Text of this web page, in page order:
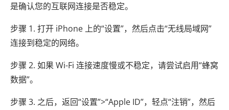
是确认您的互联网连接是否稳定。
步骤 1. 打开 iPhone 上的“设置”，然后点击“无线局域网”
连接到稳定的网络。
步骤 2. 如果 Wi-Fi 连接速度慢或不稳定，请尝试启用“蜂窝
数据”。
步骤 3. 之后，返回“设置”>“Apple ID”，轻点“注销”，然后